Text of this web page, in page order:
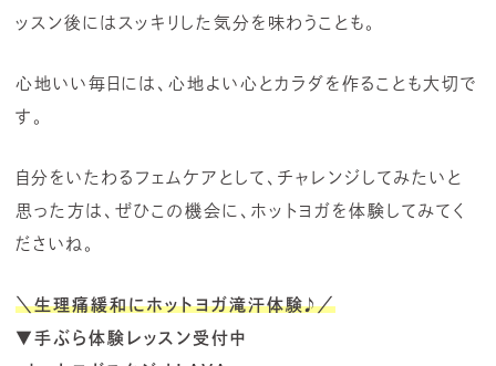
ッスン後にはスッキリした気分を味わうことも。
心地いい毎日には、心地よい心とカラダを作ることも大切で
す。
自分をいたわるフェムケアとして、チャレンジしてみたいと
思った方は、ぜひこの機会に、ホットヨガを体験してみてく
ださいね。
＼生理痛緩和にホットヨガ滝汗体験♪／
▼手ぶら体験レッスン受付中